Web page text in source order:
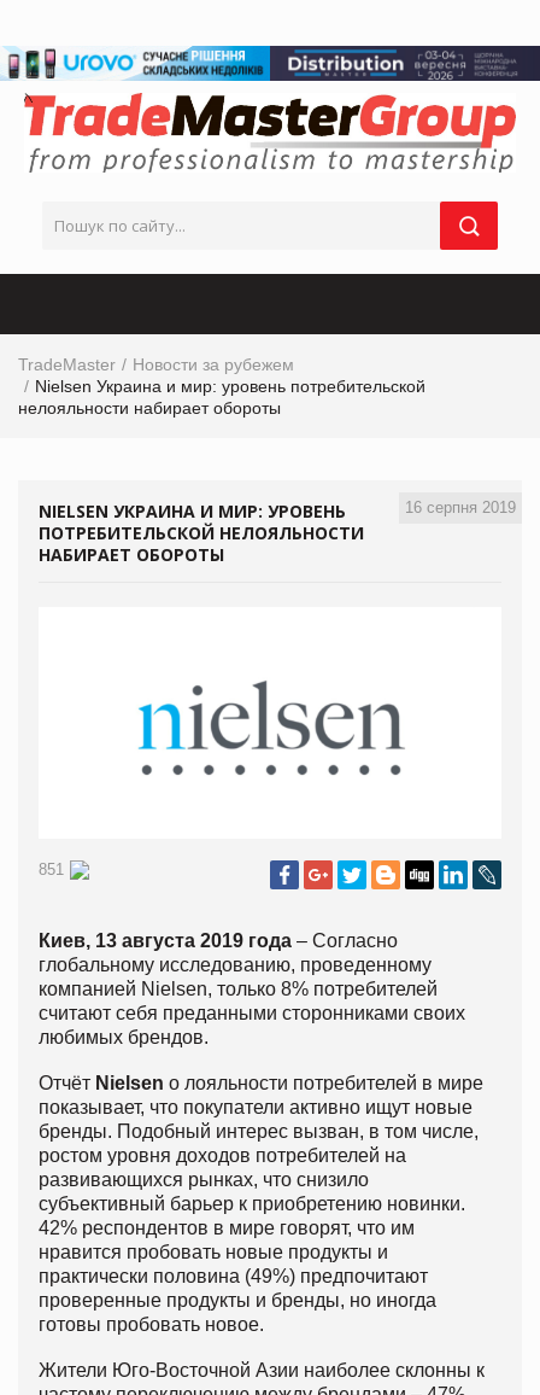
TradeMaster
Новости за рубежем
Nielsen Украина и мир: уровень потребительской
нелояльности набирает обороты
16 серпня 2019
NIELSEN УКРАИНА И МИР: УРОВЕНЬ
ПОТРЕБИТЕЛЬСКОЙ НЕЛОЯЛЬНОСТИ
НАБИРАЕТ ОБОРОТЫ
851
Киев, 13 августа 2019 года – Cогласно
глобальному исследованию, проведенному
компанией Nielsen, только 8% потребителей
считают себя преданными сторонниками своих
любимых брендов.
Отчёт Nielsen о лояльности потребителей в мире
показывает, что покупатели активно ищут новые
бренды. Подобный интерес вызван, в том числе,
ростом уровня доходов потребителей на
развивающихся рынках, что снизило
субъективный барьер к приобретению новинки.
42% респондентов в мире говорят, что им
нравится пробовать новые продукты и
практически половина (49%) предпочитают
проверенные продукты и бренды, но иногда
готовы пробовать новое.
Жители Юго-Восточной Азии наиболее склонны к